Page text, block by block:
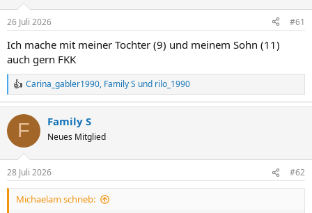
e
:
26 Juli 2026 #61
Ich mache mit meiner Tochter (9) und meinem Sohn (11)
auch gern FKK
R
e
a
k
i
e
n
Carina_gabler1990, Family S und rilo_1990
F Family S
Neues Mitglied
28 Juli 2026 #62
Michaelam schrieb: